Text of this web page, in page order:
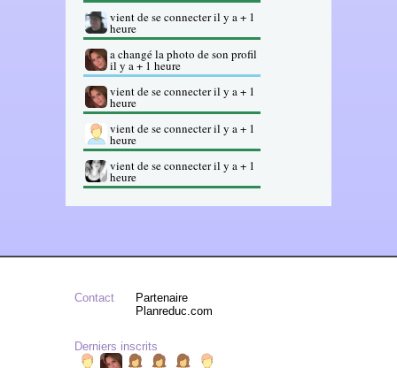
vient de se connecter il y a + 1
heure
a changé la photo de son profil
il y a + 1 heure
vient de se connecter il y a + 1
heure
vient de se connecter il y a + 1
heure
vient de se connecter il y a + 1
heure
Contact
Partenaire
Planreduc.com
Derniers inscrits